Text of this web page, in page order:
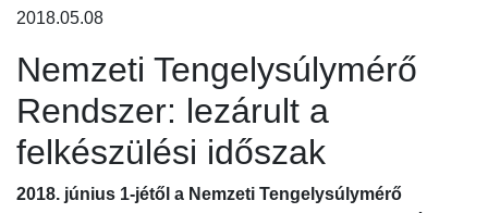
2018.05.08
Nemzeti Tengelysúlymérő
Rendszer: lezárult a
felkészülési időszak
2018. június 1-jétől a Nemzeti Tengelysúlymérő